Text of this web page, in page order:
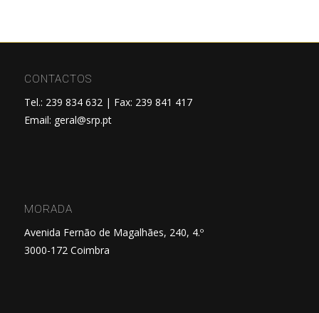
CONTACTOS
Tel.: 239 834 632 | Fax: 239 841 417
Email: geral@srp.pt
MORADA
Avenida Fernão de Magalhães, 240, 4.º
3000-172 Coimbra